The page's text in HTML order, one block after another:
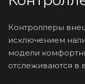
Контроллеры
исключением
модели
отслеживаются в